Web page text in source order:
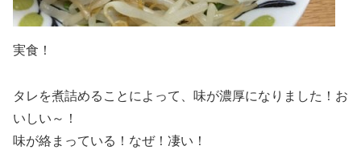
実食！
タレを煮詰めることによって、味が濃厚になりました！お
いしい～！
味が絡まっている！なぜ！凄い！